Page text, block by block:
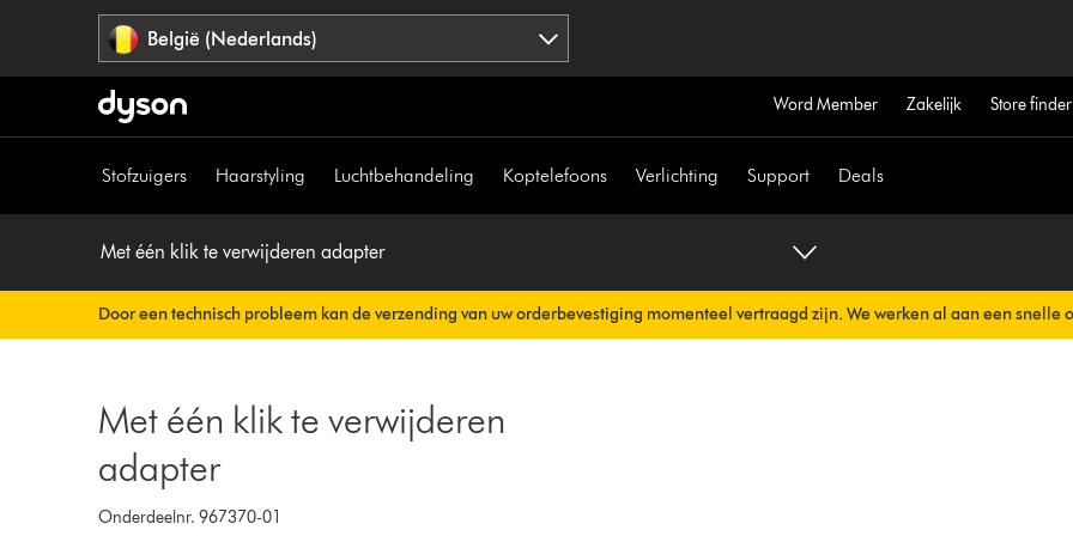
België (Nederlands)
Word Member Zakelijk Store finder
Stofzuigers Haarstyling Luchtbehandeling Koptelefoons Verlichting Support Deals
Met één klik te verwijderen adapter
Door een technisch probleem kan de verzending van uw orderbevestiging momenteel vertraagd zijn. We werken al aan een snelle
Uw orderbevestiging wordt binnenkort automatisch naar u verzonden.
Met één klik te verwijderen
adapter
Onderdeelnr. 967370-01